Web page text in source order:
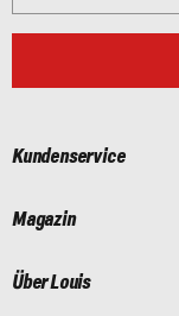
Kundenservice
Magazin
Über Louis